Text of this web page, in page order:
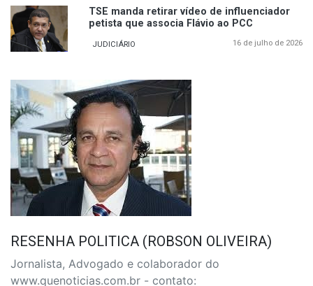
TSE manda retirar vídeo de influenciador
petista que associa Flávio ao PCC
JUDICIÁRIO 16 de julho de 2026
RESENHA POLITICA (ROBSON OLIVEIRA)
Jornalista, Advogado e colaborador do
www.quenoticias.com.br - contato: